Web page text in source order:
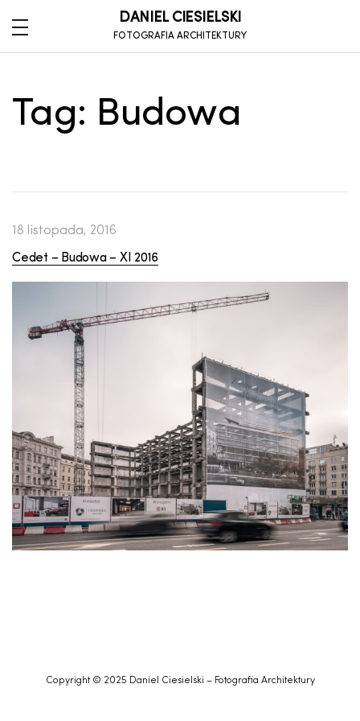
DANIEL CIESIELSKI
FOTOGRAFIA ARCHITEKTURY
Tag: Budowa
18 listopada, 2016
Cedet – Budowa – XI 2016
Copyright © 2025 Daniel Ciesielski – Fotografia Architektury